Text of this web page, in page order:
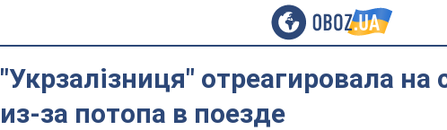
"Укрзалізниця" отреагировала на
из-за потопа в поезде